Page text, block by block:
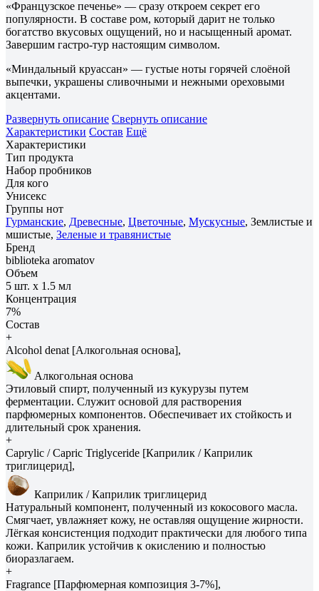
«Французское печенье» — сразу откроем секрет его
популярности. В составе ром, который дарит не только
богатство вкусовых ощущений, но и насыщенный аромат.
Завершим гастро-тур настоящим символом.
«Миндальный круассан» — густые ноты горячей слоёной
выпечки, украшены сливочными и нежными ореховыми
акцентами.
Развернуть описание Свернуть описание
Характеристики Состав Ещё
Характеристики
Тип продукта
Набор пробников
Для кого
Унисекс
Группы нот
Гурманские, Древесные, Цветочные, Мускусные, Землистые и
мшистые, Зеленые и травянистые
Бренд
biblioteka aromatov
Объем
5 шт. х 1.5 мл
Концентрация
7%
Состав
+
Alcohol denat [Алкогольная основа],
Алкогольная основа
Этиловый спирт, полученный из кукурузы путем
ферментации. Служит основой для растворения
парфюмерных компонентов. Обеспечивает их стойкость и
длительный срок хранения.
+
Caprylic / Capric Triglyceride [Каприлик / Каприлик
триглицерид],
Каприлик / Каприлик триглицерид
Натуральный компонент, полученный из кокосового масла.
Смягчает, увлажняет кожу, не оставляя ощущение жирности.
Лёгкая консистенция подходит практически для любого типа
кожи. Каприлик устойчив к окислению и полностью
биоразлагаем.
+
Fragrance [Парфюмерная композиция 3-7%],